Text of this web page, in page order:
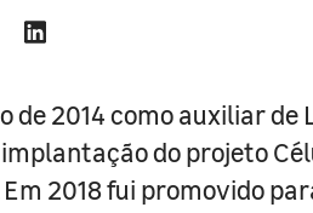
de 2014 como auxiliar de
do projeto
2018 fui promovido